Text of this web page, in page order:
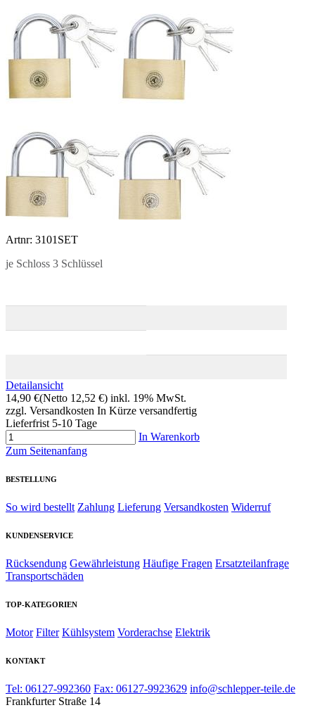
Artnr: 3101SET
je Schloss 3 Schlüssel
Detailansicht
14,90 €(Netto 12,52 €) inkl. 19% MwSt.
zzgl. Versandkosten In Kürze versandfertig
Lieferfrist 5-10 Tage
In Warenkorb
Zum Seitenanfang
BESTELLUNG
So wird bestellt Zahlung Lieferung Versandkosten Widerruf
KUNDENSERVICE
Rücksendung Gewährleistung Häufige Fragen Ersatzteilanfrage
Transportschäden
TOP-KATEGORIEN
Motor Filter Kühlsystem Vorderachse Elektrik
KONTAKT
Tel: 06127-992360 Fax: 06127-9923629 info@schlepper-teile.de
Frankfurter Straße 14